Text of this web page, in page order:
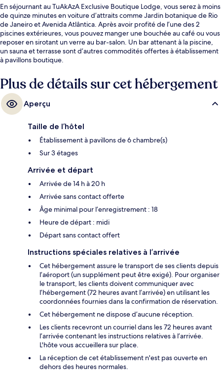
En séjournant au TuAkAzA Exclusive Boutique Lodge, vous serez à moins
de quinze minutes en voiture d’attraits comme Jardin botanique de Rio
de Janeiro et Avenida Atlântica. Après avoir profité de l’une des 2
piscines extérieures, vous pouvez manger une bouchée au café ou vous
reposer en sirotant un verre au bar-salon. Un bar attenant à la piscine,
un sauna et terrasse sont d’autres commodités offertes à établissement
à pavillons boutique.
Plus de détails sur cet hébergement
Aperçu
Taille de l’hôtel
Établissement à pavillons de 6 chambre(s)
Sur 3 étages
Arrivée et départ
Arrivée de 14 h à 20 h
Arrivée sans contact offerte
Âge minimal pour l’enregistrement : 18
Heure de départ : midi
Départ sans contact offert
Instructions spéciales relatives à l’arrivée
Cet hébergement assure le transport de ses clients depuis
l’aéroport (un supplément peut être exigé). Pour organiser
le transport, les clients doivent communiquer avec
l’hébergement (72 heures avant l’arrivée) en utilisant les
coordonnées fournies dans la confirmation de réservation.
Cet hébergement ne dispose d’aucune réception.
Les clients recevront un courriel dans les 72 heures avant
l’arrivée contenant les instructions relatives à l’arrivée.
L'hôte vous accueillera sur place.
La réception de cet établissement n'est pas ouverte en
dehors des heures normales.